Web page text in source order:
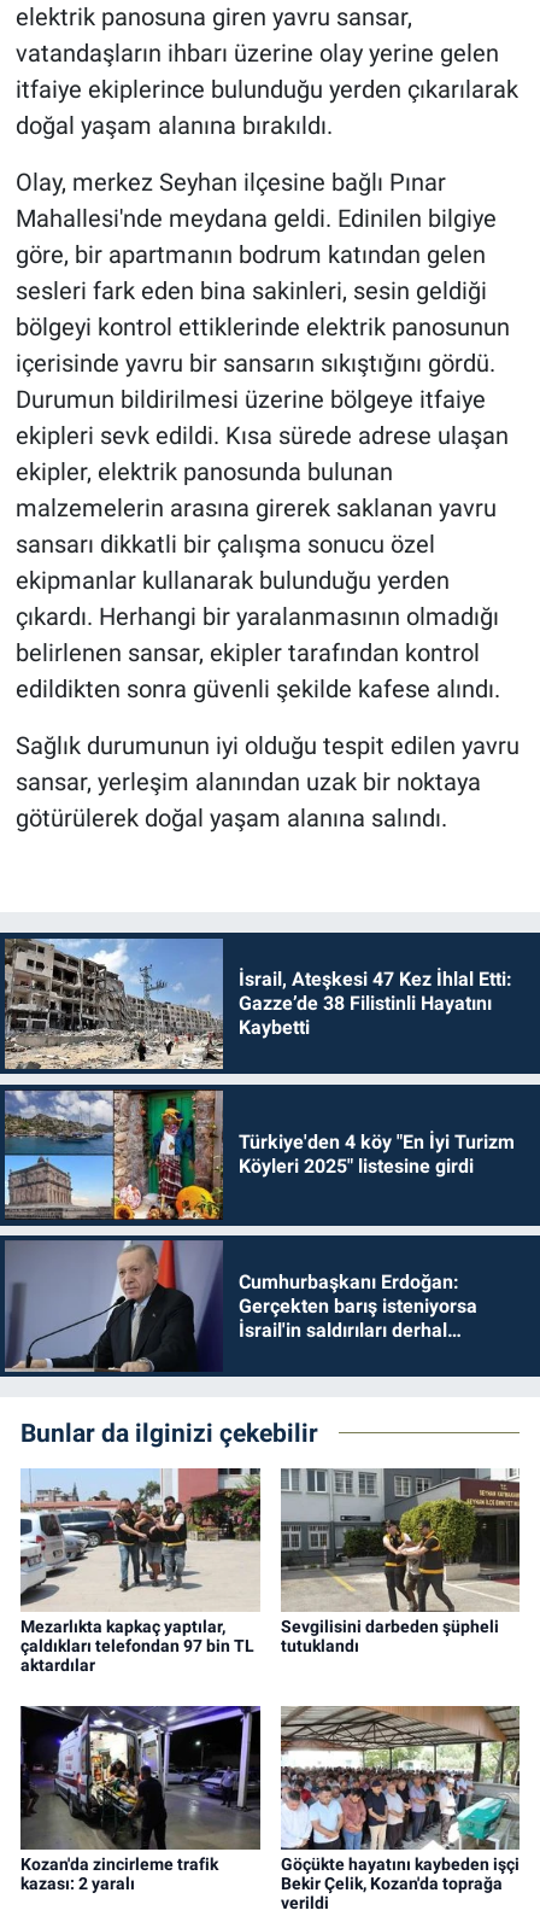
elektrik panosuna giren yavru sansar,
vatandaşların ihbarı üzerine olay yerine gelen
itfaiye ekiplerince bulunduğu yerden çıkarılarak
doğal yaşam alanına bırakıldı.
Olay, merkez Seyhan ilçesine bağlı Pınar
Mahallesi'nde meydana geldi. Edinilen bilgiye
göre, bir apartmanın bodrum katından gelen
sesleri fark eden bina sakinleri, sesin geldiği
bölgeyi kontrol ettiklerinde elektrik panosunun
içerisinde yavru bir sansarın sıkıştığını gördü.
Durumun bildirilmesi üzerine bölgeye itfaiye
ekipleri sevk edildi. Kısa sürede adrese ulaşan
ekipler, elektrik panosunda bulunan
malzemelerin arasına girerek saklanan yavru
sansarı dikkatli bir çalışma sonucu özel
ekipmanlar kullanarak bulunduğu yerden
çıkardı. Herhangi bir yaralanmasının olmadığı
belirlenen sansar, ekipler tarafından kontrol
edildikten sonra güvenli şekilde kafese alındı.
Sağlık durumunun iyi olduğu tespit edilen yavru
sansar, yerleşim alanından uzak bir noktaya
götürülerek doğal yaşam alanına salındı.
İsrail, Ateşkesi 47 Kez İhlal Etti:
Gazze’de 38 Filistinli Hayatını
Kaybetti
Türkiye'den 4 köy "En İyi Turizm
Köyleri 2025" listesine girdi
Cumhurbaşkanı Erdoğan:
Gerçekten barış isteniyorsa
İsrail'in saldırıları derhal
Bunlar da ilginizi çekebilir
Mezarlıkta kapkaç yaptılar,
çaldıkları telefondan 97 bin TL
aktardılar
Sevgilisini darbeden şüpheli
tutuklandı
Kozan'da zincirleme trafik
kazası: 2 yaralı
Göçükte hayatını kaybeden işçi
Bekir Çelik, Kozan'da toprağa
verildi